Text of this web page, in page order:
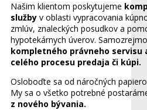
Našim klientom poskytujeme
službyv oblasti vypracovania
zmlúv, znaleckých posudkov a
hypotekárnych úverov.
kompletného právneho servisu
celého procesu predaja či kúpi.
Osloboďte sa od náročných
My sa o všetko potrebné
z nového bývania.